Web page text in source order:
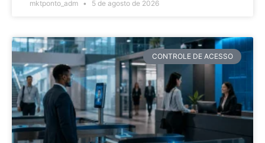
mktponto_adm 5 de agosto de 2026
CONTROLE DE ACESSO